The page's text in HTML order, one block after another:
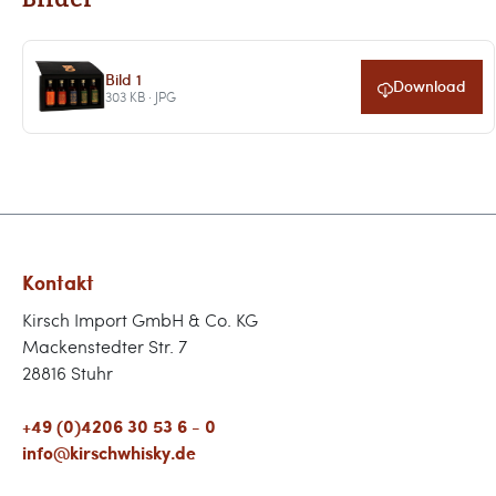
Bild 1
303 KB · JPG Download
Kontakt
Kirsch Import GmbH & Co. KG
Mackenstedter Str. 7
28816 Stuhr
+49 (0)4206 30 53 6 - 0
info@kirschwhisky.de